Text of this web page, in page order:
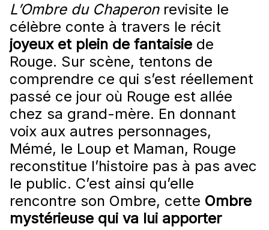
L’Ombre du Chaperonrevisite le
célèbre conte à travers le récit
joyeux et plein de fantaisie de
Rouge. Sur scène, tentons de
comprendre ce qui s’est réellement
passé ce jour où Rouge est allée
chez sa grand-mère. En donnant
voix aux autres personnages,
Mémé, le Loup et Maman, Rouge
reconstitue l’histoire pas à pas avec
le public. C’est ainsi qu’elle
rencontre son Ombre, cette Ombre
mystérieuse qui va lui apporter